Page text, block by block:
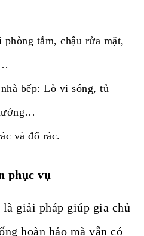
phòng tắm, chậu rửa mặt,
bếp: Lò vi sóng, tủ
và đổ rác.
phục vụ
giải pháp giúp gia chủ
hoàn hảo mà vẫn có